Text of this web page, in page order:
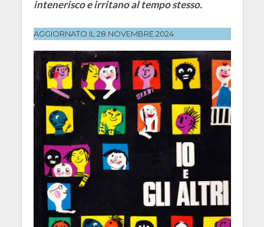
intenerisco e irritano al tempo stesso.
AGGIORNATO IL 28 NOVEMBRE 2024